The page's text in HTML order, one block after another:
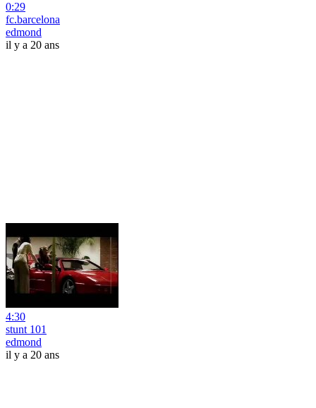
0:29
fc.barcelona
edmond
il y a 20 ans
4:30
stunt 101
edmond
il y a 20 ans